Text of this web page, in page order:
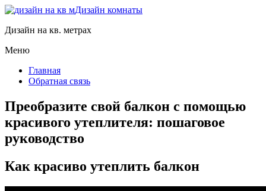
Дизайн комнаты
Дизайн на кв. метрах
Меню
Главная
Обратная связь
Преобразите свой балкон с помощью
красивого утеплителя: пошаговое
руководство
Как красиво утеплить балкон